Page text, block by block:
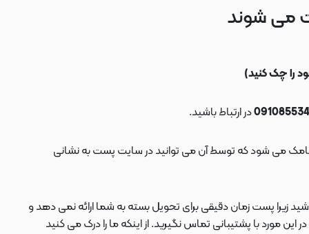
می شوند
در ارتباط باشید.
زیرا پست زمان دقیقی برای تحویل بسته به شما ارائه نمی دهد و
با پشتیبانی تماس نگیرید. از اینکه ما را درک می کنید